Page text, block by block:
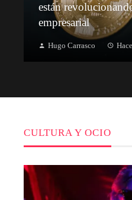
están
empresarial
Hugo Carrasco
CULTURA Y OCIO